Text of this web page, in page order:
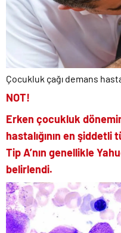
Çocukluk çağı demans
NOT!
Erken çocukluk
hastalığının en şiddetli
Tip A’nın genellikle
belirlendi.